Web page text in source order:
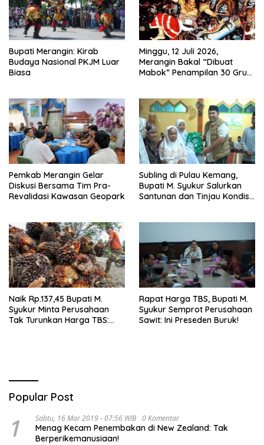
Bupati Merangin: Kirab
Budaya Nasional PKJM Luar
Biasa
Minggu, 12 Juli 2026,
Merangin Bakal “Dibuat
Mabok” Penampilan 30 Grup
Pemkab Merangin Gelar
Diskusi Bersama Tim Pra-
Revalidasi Kawasan Geopark
Subling di Pulau Kemang,
Bupati M. Syukur Salurkan
Santunan dan Tinjau Kondisi
Naik Rp.137,45 Bupati M.
Syukur Minta Perusahaan
Tak Turunkan Harga TBS:
Rapat Harga TBS, Bupati M.
Syukur Semprot Perusahaan
Sawit: Ini Preseden Buruk!
Popular Post
1 Sabtu, 16 Mar 2019 - 07:56 WIB 0 Komentar
Menag Kecam Penembakan di New Zealand: Tak
Berperikemanusiaan!